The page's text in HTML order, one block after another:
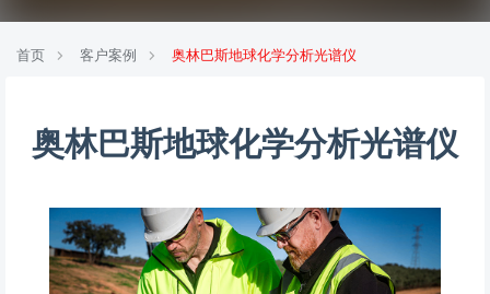
首页 客户案例 奥林巴斯地球化学分析光谱仪
奥林巴斯地球化学分析光谱仪